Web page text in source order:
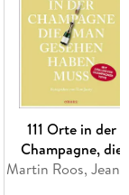
111 Orte in der
Champagne, die
man gesehen